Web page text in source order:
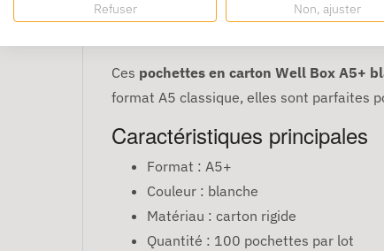
100 Pochettes
Ces pochettes en carton Well Box A5+
format A5 classique, elles sont parfaites
Caractéristiques principales
Format : A5+
Couleur : blanche
Matériau : carton rigide
Quantité : 100 pochettes par lot
Refuser Non, ajuster